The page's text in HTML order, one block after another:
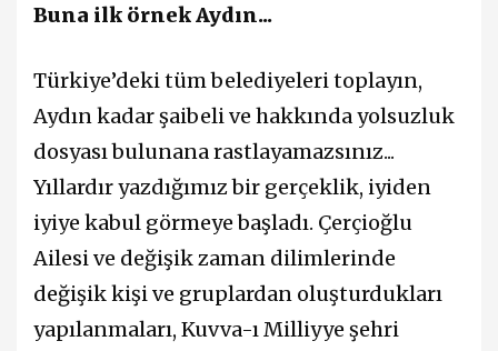
Buna ilk örnek Aydın...
Türkiye’deki tüm belediyeleri toplayın,
Aydın kadar şaibeli ve hakkında yolsuzluk
dosyası bulunana rastlayamazsınız...
Yıllardır yazdığımız bir gerçeklik, iyiden
iyiye kabul görmeye başladı. Çerçioğlu
Ailesi ve değişik zaman dilimlerinde
değişik kişi ve gruplardan oluşturdukları
yapılanmaları, Kuvva-ı Milliyye şehri